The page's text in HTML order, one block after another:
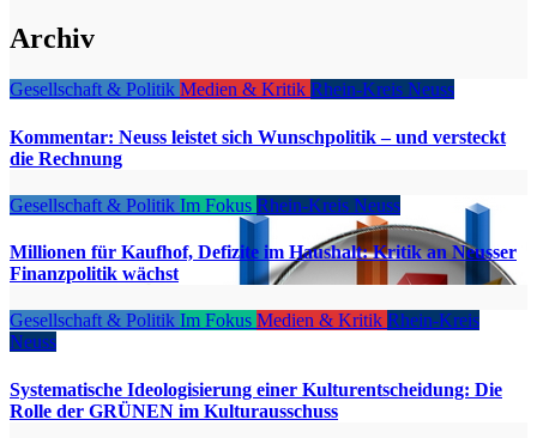
Archiv
Gesellschaft & Politik Medien & Kritik Rhein-Kreis Neuss
Kommentar: Neuss leistet sich Wunschpolitik – und versteckt
die Rechnung
Gesellschaft & Politik Im Fokus Rhein-Kreis Neuss
Millionen für Kaufhof, Defizite im Haushalt: Kritik an Neusser
Finanzpolitik wächst
Gesellschaft & Politik Im Fokus Medien & Kritik Rhein-Kreis
Neuss
Systematische Ideologisierung einer Kulturentscheidung: Die
Rolle der GRÜNEN im Kulturausschuss